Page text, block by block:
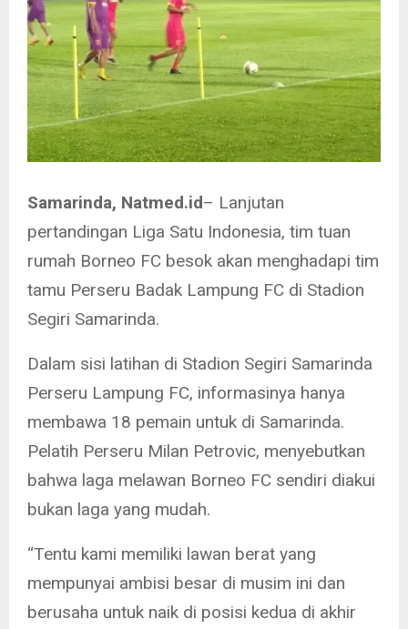
Samarinda, Natmed.id– Lanjutan
pertandingan Liga Satu Indonesia, tim tuan
rumah Borneo FC besok akan menghadapi tim
tamu Perseru Badak Lampung FC di Stadion
Segiri Samarinda.
Dalam sisi latihan di Stadion Segiri Samarinda
Perseru Lampung FC, informasinya hanya
membawa 18 pemain untuk di Samarinda.
Pelatih Perseru Milan Petrovic, menyebutkan
bahwa laga melawan Borneo FC sendiri diakui
bukan laga yang mudah.
“Tentu kami memiliki lawan berat yang
mempunyai ambisi besar di musim ini dan
berusaha untuk naik di posisi kedua di akhir